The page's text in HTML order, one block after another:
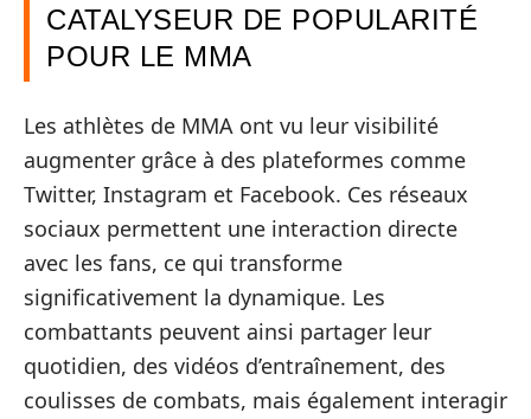
CATALYSEUR DE POPULARITÉ
POUR LE MMA
Les athlètes de MMA ont vu leur visibilité
augmenter grâce à des plateformes comme
Twitter, Instagram et Facebook. Ces réseaux
sociaux permettent une interaction directe
avec les fans, ce qui transforme
significativement la dynamique. Les
combattants peuvent ainsi partager leur
quotidien, des vidéos d’entraînement, des
coulisses de combats, mais également interagir